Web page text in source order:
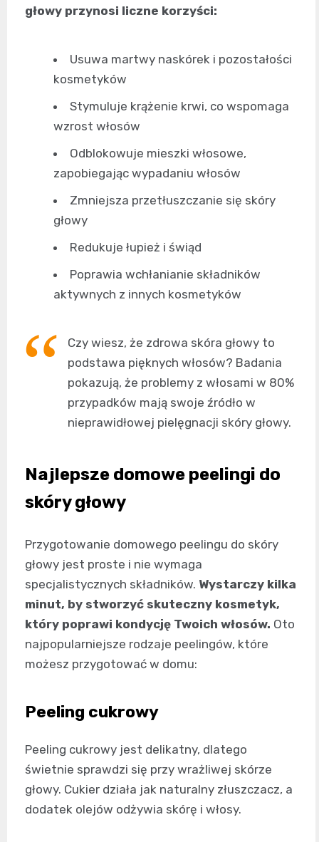
głowy przynosi liczne korzyści:
Usuwa martwy naskórek i pozostałości
kosmetyków
Stymuluje krążenie krwi, co wspomaga
wzrost włosów
Odblokowuje mieszki włosowe,
zapobiegając wypadaniu włosów
Zmniejsza przetłuszczanie się skóry
głowy
Redukuje łupież i świąd
Poprawia wchłanianie składników
aktywnych z innych kosmetyków
Czy wiesz, że zdrowa skóra głowy to
podstawa pięknych włosów? Badania
pokazują, że problemy z włosami w 80%
przypadków mają swoje źródło w
nieprawidłowej pielęgnacji skóry głowy.
Najlepsze domowe peelingi do
skóry głowy
Przygotowanie domowego peelingu do skóry
głowy jest proste i nie wymaga
specjalistycznych składników. Wystarczy kilka
minut, by stworzyć skuteczny kosmetyk,
który poprawi kondycję Twoich włosów. Oto
najpopularniejsze rodzaje peelingów, które
możesz przygotować w domu:
Peeling cukrowy
Peeling cukrowy jest delikatny, dlatego
świetnie sprawdzi się przy wrażliwej skórze
głowy. Cukier działa jak naturalny złuszczacz, a
dodatek olejów odżywia skórę i włosy.